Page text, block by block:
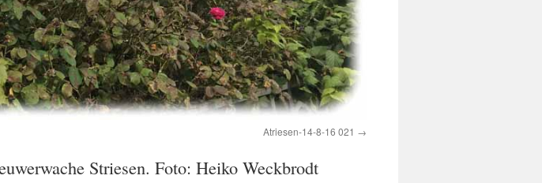
Atriesen-14-8-16 021
Striesen. Foto: Heiko Weckbrodt